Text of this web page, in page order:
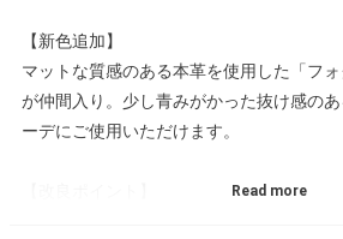
【新色追加】
マットな質感のある本革を使用した「フォ
が仲間入り。少し青みがかった抜け感の
ーデにご使用いただけます。